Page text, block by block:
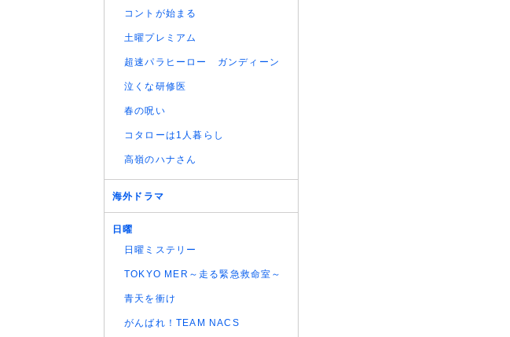
コントが始まる
土曜プレミアム
超速パラヒーロー ガンディーン
泣くな研修医
春の呪い
コタローは1人暮らし
高嶺のハナさん
海外ドラマ
日曜
日曜ミステリー
TOKYO MER～走る緊急救命室～
青天を衝け
がんばれ！TEAM NACS